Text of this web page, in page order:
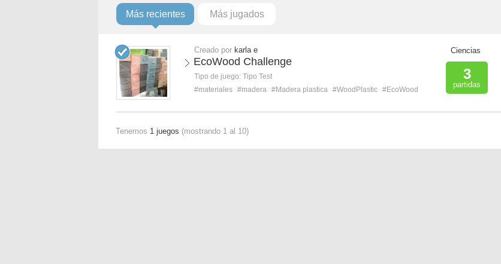
Más recientes Más jugados
Creado por karla e
EcoWood Challenge
Tipo de juego: Tipo Test
#materiales #madera #Madera plastica #WoodPlastic #EcoWood
Ciencias
3
partidas
Tenemos 1 juegos (mostrando 1 al 10)